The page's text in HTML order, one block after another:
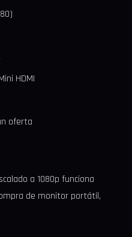
HDMI
oferta
a 1080p funciona
de monitor portátil,